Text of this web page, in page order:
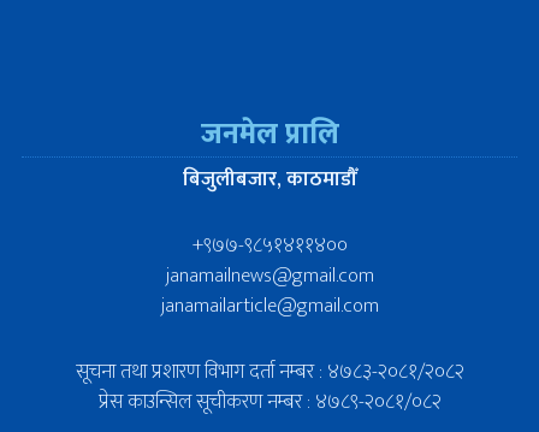
जनमेल प्रालि
बिजुलीबजार, काठमाडौँ
+९७७-९८५१४११४००
janamailnews@gmail.com
janamailarticle@gmail.com
सूचना तथा प्रशारण विभाग दर्ता नम्बर : ४७८३-२०८१/२०८२
प्रेस काउन्सिल सूचीकरण नम्बर : ४७८९-२०८१/०८२